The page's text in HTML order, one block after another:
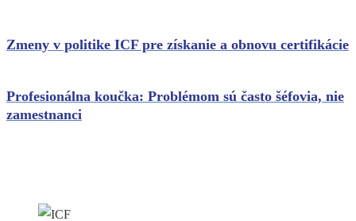
Zmeny v politike ICF pre získanie a obnovu certifikácie
Profesionálna koučka: Problémom sú často šéfovia, nie
zamestnanci